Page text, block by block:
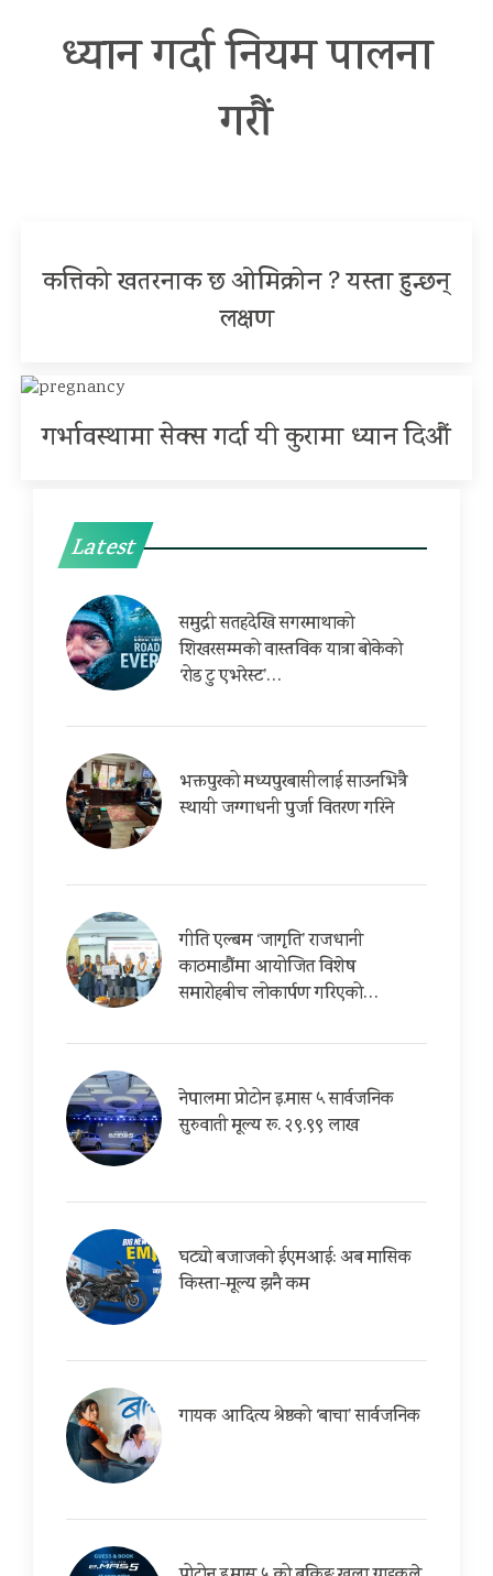
ध्यान गर्दा नियम पालना
गरौं
कत्तिको खतरनाक छ ओमिक्रोन ? यस्ता हुन्छन्
लक्षण
गर्भावस्थामा सेक्स गर्दा यी कुरामा ध्यान दिऔं
Latest
समुद्री सतहदेखि सगरमाथाको
शिखरसम्मको वास्तविक यात्रा बोकेको
‘रोड टु एभरेस्ट’…
भक्तपुरको मध्यपुरबासीलाई साउनभित्रै
स्थायी जग्गाधनी पुर्जा वितरण गरिने
गीति एल्बम ‘जागृति’ राजधानी
काठमाडौंमा आयोजित विशेष
समारोहबीच लोकार्पण गरिएको…
नेपालमा प्रोटोन इ.मास ५ सार्वजनिक
सुरुवाती मूल्य रू. २९.९९ लाख
घट्यो बजाजको ईएमआई: अब मासिक
किस्ता-मूल्य झनै कम
गायक आदित्य श्रेष्ठको ‘बाचा’ सार्वजनिक